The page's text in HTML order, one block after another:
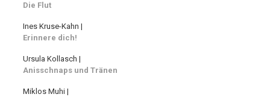
Die Flut
Ines Kruse-Kahn |
Erinnere dich!
Ursula Kollasch |
Anisschnaps und Tränen
Miklos Muhi |